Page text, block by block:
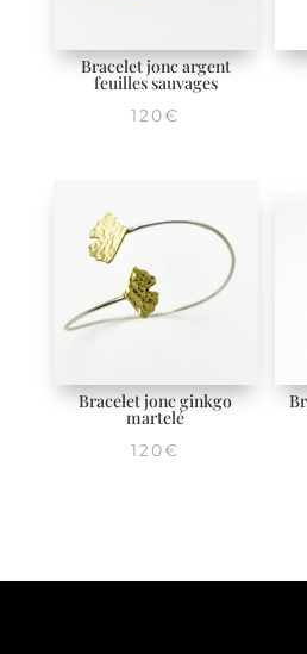
Bracelet jonc argent
feuilles sauvages
120€
Bracelet jonc ginkgo
martelé
120€